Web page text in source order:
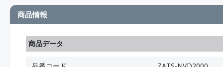
商品情報
商品データ